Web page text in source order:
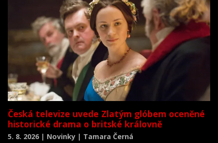
Česká televize uvede Zlatým glóbem oceněné
historické drama o britské královně
5. 8. 2026 | Novinky | Tamara Černá